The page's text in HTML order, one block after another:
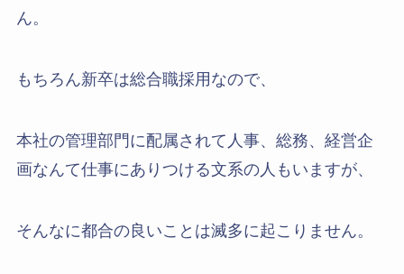
ん。
もちろん新卒は総合職採用なので、
本社の管理部門に配属されて人事、総務、経営企
画なんて仕事にありつける文系の人もいますが、
そんなに都合の良いことは滅多に起こりません。